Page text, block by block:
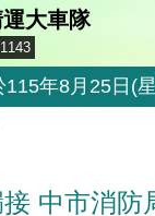
大車隊
年8月25日(
115年8月25日(
年8月11日(
年8月18日(
中市消防